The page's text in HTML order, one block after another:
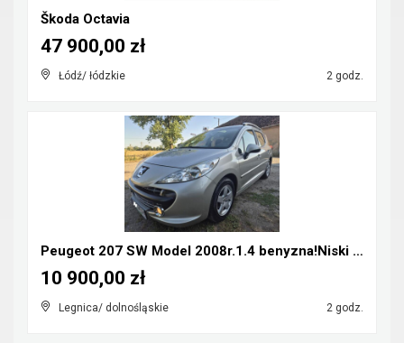
Škoda Octavia
Łódź/ łódzkie 2 godz.
47 900,00 zł
Peugeot 207 SW Model 2008r.1.4 benyzna!Niski Przeb...
Legnica/ dolnośląskie 2 godz.
10 900,00 zł